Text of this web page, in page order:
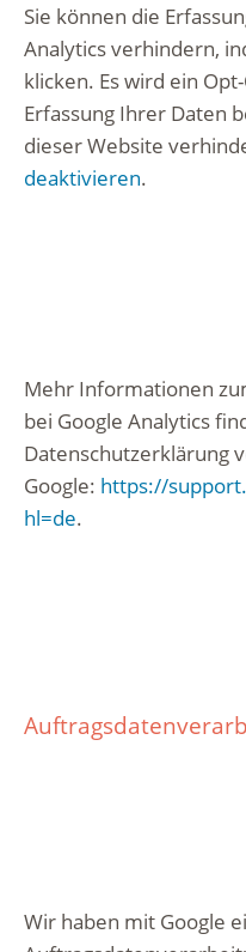
Sie können die
Analytics verhindern,
klicken. Es wird ein
Erfassung Ihrer Daten
dieser Website
deaktivieren.
Mehr Informationen
bei Google Analytics
Datenschutzerklärung
Google: https://
hl=de.
Wir haben mit Google